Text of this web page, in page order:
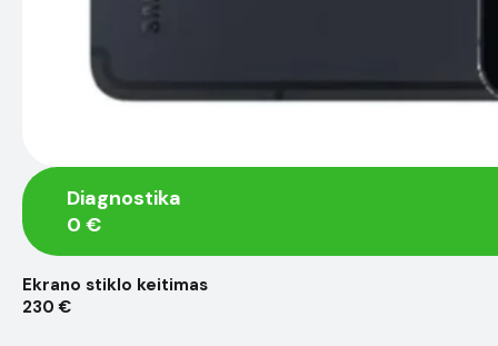
Diagnostika
0 €
Ekrano stiklo keitimas
230 €